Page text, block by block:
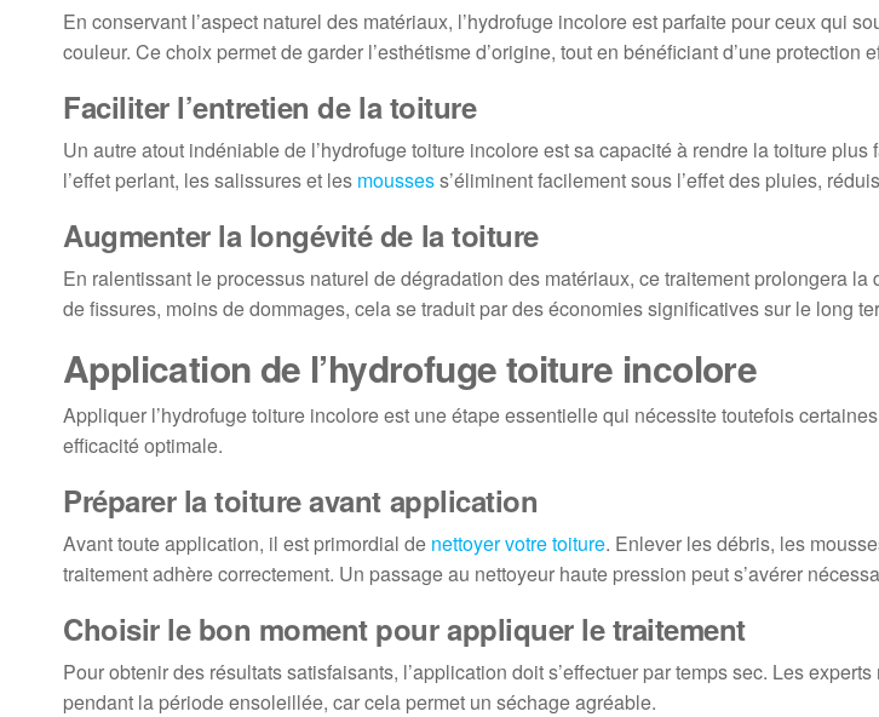
En conservant l’aspect naturel des matériaux, l’hydrofuge incolore est parfaite pour ceux qui
couleur. Ce choix permet de garder l’esthétisme d’origine, tout en bénéficiant d’une protection
Faciliter l’entretien de la toiture
Un autre atout indéniable de l’hydrofuge toiture incolore est sa capacité à rendre la toiture
l’effet perlant, les salissures et les moussess’éliminent facilement sous l’effet des pluies,
Augmenter la longévité de la toiture
En ralentissant le processus naturel de dégradation des matériaux, ce traitement prolongera la
de fissures, moins de dommages, cela se traduit par des économies significatives sur le long
Application de l’hydrofuge toiture incolore
Appliquer l’hydrofuge toiture incolore est une étape essentielle qui nécessite toutefois
efficacité optimale.
Préparer la toiture avant application
Avant toute application, il est primordial de nettoyer votre toiture. Enlever les débris, les
traitement adhère correctement. Un passage au nettoyeur haute pression peut s’avérer
Choisir le bon moment pour appliquer le traitement
Pour obtenir des résultats satisfaisants, l’application doit s’effectuer par temps sec. Les
pendant la période ensoleillée, car cela permet un séchage agréable.